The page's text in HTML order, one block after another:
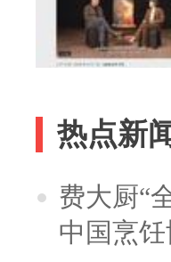
热点新
费大厨“
中国烹